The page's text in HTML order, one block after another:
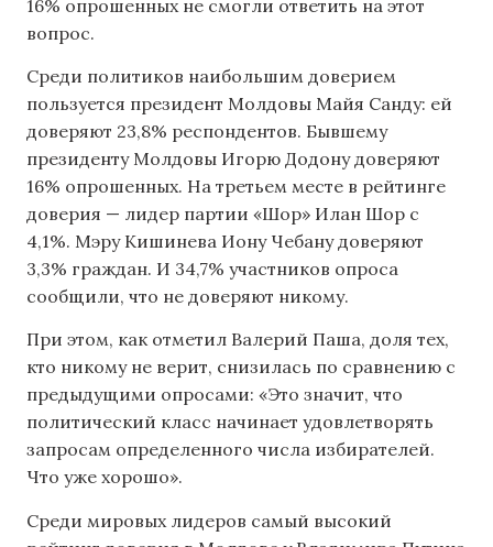
16% опрошенных не смогли ответить на этот
вопрос.
Среди политиков наибольшим доверием
пользуется президент Молдовы Майя Санду: ей
доверяют 23,8% респондентов. Бывшему
президенту Молдовы Игорю Додону доверяют
16% опрошенных. На третьем месте в рейтинге
доверия — лидер партии «Шор» Илан Шор с
4,1%. Мэру Кишинева Иону Чебану доверяют
3,3% граждан. И 34,7% участников опроса
сообщили, что не доверяют никому.
При этом, как отметил Валерий Паша, доля тех,
кто никому не верит, снизилась по сравнению с
предыдущими опросами: «Это значит, что
политический класс начинает удовлетворять
запросам определенного числа избирателей.
Что уже хорошо».
Среди мировых лидеров самый высокий